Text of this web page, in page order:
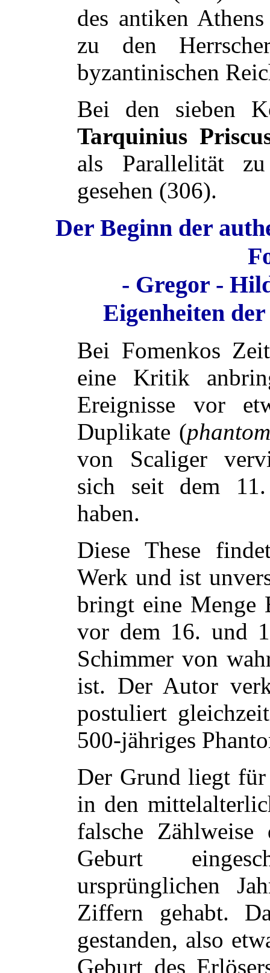
des antiken
zu den
byzantinischen
Bei den sieben
Tarquinius
als Parallelität
gesehen (306).
Der Beginn der
- Gregor -
Eigenheiten
Bei Fomenkos
eine Kritik
Ereignisse vor
Duplikate (
von Scaliger
sich seit dem 11.
haben.
Diese These
Werk und ist
bringt eine Menge
vor dem 16. und
Schimmer von
ist. Der Autor
postuliert
500-jähriges
Der Grund liegt
in den
falsche
Geburt
ursprünglichen
Ziffern gehabt.
gestanden, also
Geburt des